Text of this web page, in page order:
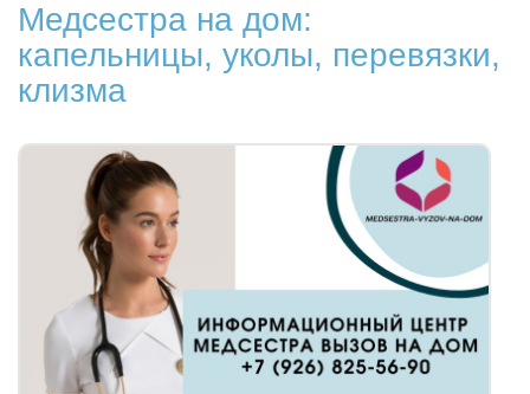
Медсестра на дом:
капельницы, уколы, перевязки,
клизма